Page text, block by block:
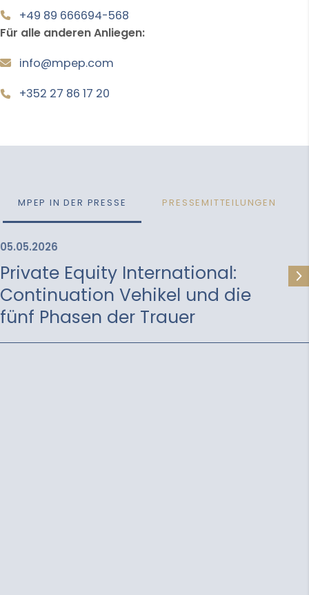
+49 89 666694-568
Für alle anderen Anliegen:
info@mpep.com
+352 27 86 17 20
MPEP IN DER PRESSE PRESSEMITTEILUNGEN
05.05.2026
Private Equity International:
Continuation Vehikel und die
fünf Phasen der Trauer